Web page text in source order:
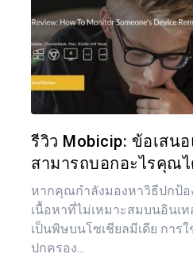
รีวิว Mobicip: ข้อเสน
สามารถบอกอะไรคุณไ
หากคุณกำลังมองหาวิธีปกป้
เนื้อหาที่ไม่เหมาะสมบนอินเ
เป็นพิษบนโซเชียลมีเดีย การ
ปกครอง...